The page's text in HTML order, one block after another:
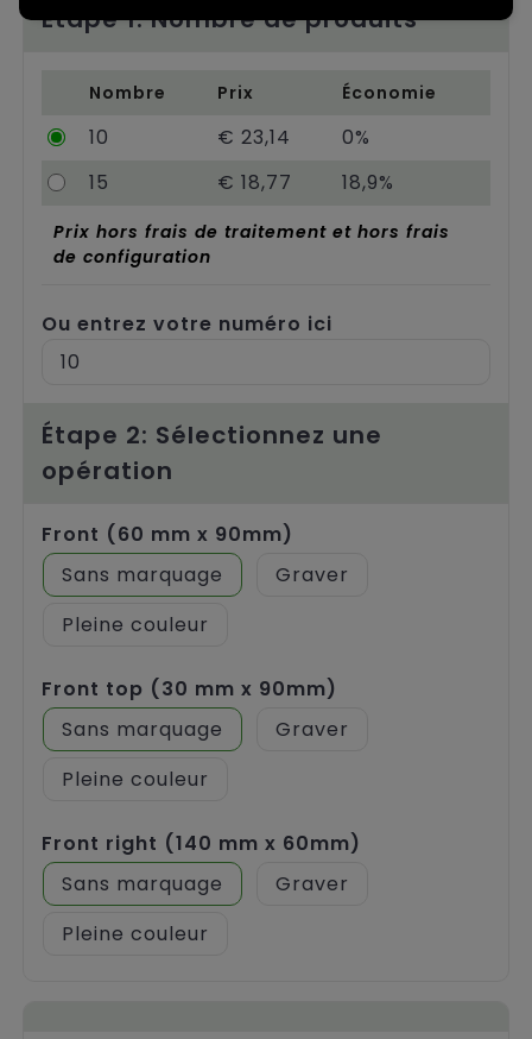
Tassen voor sport
Étape 1: Nombre de produits
Nombre Prix Économie
10 € 23,14
0%
15
€ 18,77 18,9%
Ou entrez votre numéro ici
Prix hors frais de traitement et hors frais
de configuration
Étape 2: Sélectionnez une
opération
Front (60 mm x 90mm)
Sans marquage
Graver
Pleine couleur
Front top (30 mm x 90mm)
Sans marquage
Graver
Pleine couleur
Front right (140 mm x 60mm)
Sans marquage
Graver
Pleine couleur